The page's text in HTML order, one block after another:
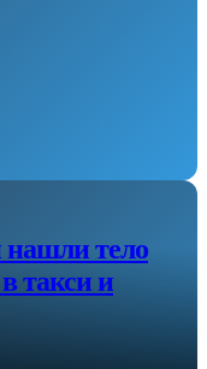
нашли тело
такси и